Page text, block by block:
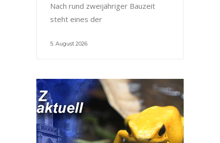
Nach rund zweijähriger Bauzeit
steht eines der
5. August 2026